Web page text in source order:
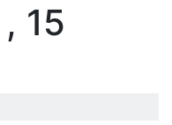
, 15